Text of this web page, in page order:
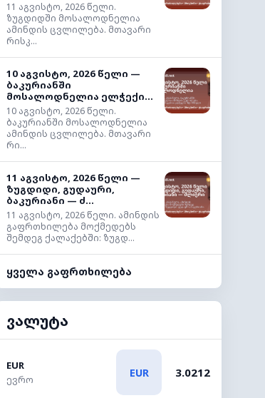
11 აგვისტო, 2026 წელი.
ზუგდიდში მოსალოდნელია
ამინდის ცვლილება. მთავარი
რისკ...
10 აგვისტო, 2026 წელი —
ბაკურიანში
მოსალოდნელია ელჭექი...
10 აგვისტო, 2026 წელი.
ბაკურიანში მოსალოდნელია
ამინდის ცვლილება. მთავარი
რი...
11 აგვისტო, 2026 წელი —
ზუგდიდი, გუდაური,
ბაკურიანი — ძ...
11 აგვისტო, 2026 წელი. ამინდის
გაფრთხილება მოქმედებს
შემდეგ ქალაქებში: ზუგდ...
ყველა გაფრთხილება
ვალუტა
EUR
ევრო
EUR 3.0212